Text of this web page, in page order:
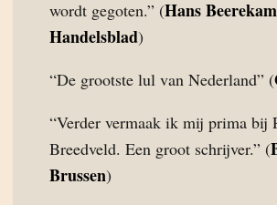
wordt gegoten.” (Hans
Handelsblad)
“De grootste lul van Nederland” (
“Verder vermaak ik mij prima bij
Breedveld. Een groot schrijver.” (
Brussen)